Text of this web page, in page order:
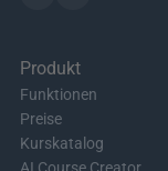
Produkt
Funktionen
Preise
Kurskatalog